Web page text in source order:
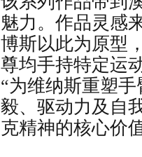
魅力。作品灵感
博斯以此为原型
尊均手持特定运
“为维纳斯重塑
毅、驱动力及自
克精神的核心价